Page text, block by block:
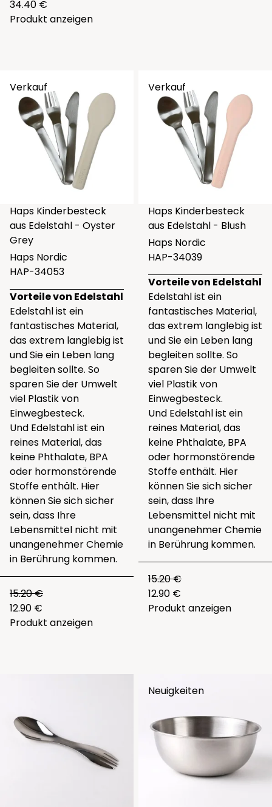
34.40 €
Produkt anzeigen
Verkauf
Haps Kinderbesteck
aus Edelstahl - Oyster
Grey
Haps Nordic
HAP-34053
Vorteile von Edelstahl
Edelstahl ist ein
fantastisches Material,
das extrem langlebig ist
und Sie ein Leben lang
begleiten sollte. So
sparen Sie der Umwelt
viel Plastik von
Einwegbesteck.
Und Edelstahl ist ein
reines Material, das
keine Phthalate, BPA
oder hormonstörende
Stoffe enthält. Hier
können Sie sich sicher
sein, dass Ihre
Lebensmittel nicht mit
unangenehmer Chemie
in Berührung kommen.
15.20 €
12.90 €
Produkt anzeigen
Verkauf
Haps Kinderbesteck
aus Edelstahl - Blush
Haps Nordic
HAP-34039
Vorteile von Edelstahl
Edelstahl ist ein
fantastisches Material,
das extrem langlebig ist
und Sie ein Leben lang
begleiten sollte. So
sparen Sie der Umwelt
viel Plastik von
Einwegbesteck.
Und Edelstahl ist ein
reines Material, das
keine Phthalate, BPA
oder hormonstörende
Stoffe enthält. Hier
können Sie sich sicher
sein, dass Ihre
Lebensmittel nicht mit
unangenehmer Chemie
in Berührung kommen.
15.20 €
12.90 €
Produkt anzeigen
Neuigkeiten